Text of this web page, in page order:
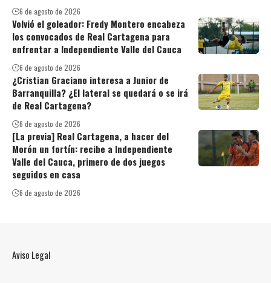
6 de agosto de 2026
Volvió el goleador: Fredy Montero encabeza
los convocados de Real Cartagena para
enfrentar a Independiente Valle del Cauca
6 de agosto de 2026
¿Cristian Graciano interesa a Junior de
Barranquilla? ¿El lateral se quedará o se irá
de Real Cartagena?
6 de agosto de 2026
[La previa] Real Cartagena, a hacer del
Morón un fortín: recibe a Independiente
Valle del Cauca, primero de dos juegos
seguidos en casa
6 de agosto de 2026
Aviso Legal